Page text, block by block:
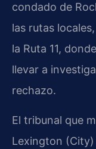
condado de
las rutas
la Ruta 11,
llevar a
rechazo.
El tribunal que
Lexington